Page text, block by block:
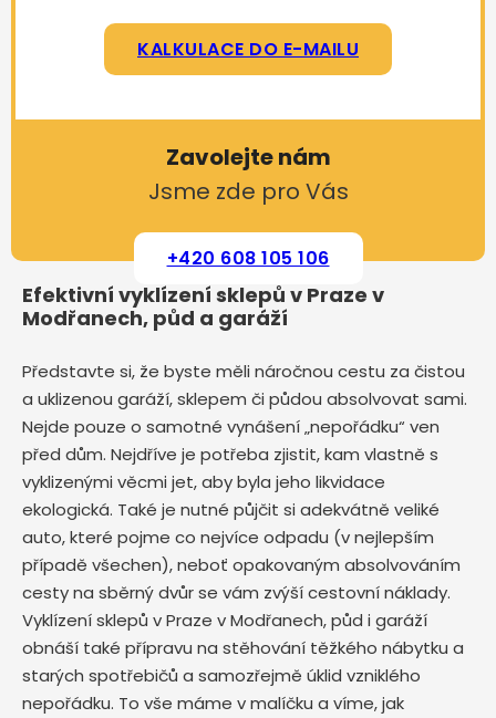
KALKULACE DO E-MAILU
Zavolejte nám
Jsme zde pro Vás
+420 608 105 106
Efektivní vyklízení sklepů v Praze v
Modřanech, půd a garáží
Představte si, že byste měli náročnou cestu za čistou
a uklizenou garáží, sklepem či půdou absolvovat sami.
Nejde pouze o samotné vynášení „nepořádku“ ven
před dům. Nejdříve je potřeba zjistit, kam vlastně s
vyklizenými věcmi jet, aby byla jeho likvidace
ekologická. Také je nutné půjčit si adekvátně veliké
auto, které pojme co nejvíce odpadu (v nejlepším
případě všechen), neboť opakovaným absolvováním
cesty na sběrný dvůr se vám zvýší cestovní náklady.
Vyklízení sklepů v Praze v Modřanech, půd i garáží
obnáší také přípravu na stěhování těžkého nábytku a
starých spotřebičů a samozřejmě úklid vzniklého
nepořádku. To vše máme v malíčku a víme, jak